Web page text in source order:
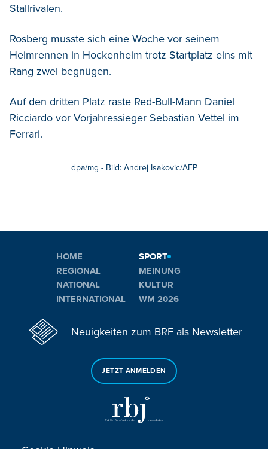
Stallrivalen.
Rosberg musste sich eine Woche vor seinem
Heimrennen in Hockenheim trotz Startplatz eins mit
Rang zwei begnügen.
Auf den dritten Platz raste Red-Bull-Mann Daniel
Ricciardo vor Vorjahressieger Sebastian Vettel im
Ferrari.
dpa/mg - Bild: Andrej Isakovic/AFP
HOME
REGIONAL
NATIONAL
INTERNATIONAL
SPORT
MEINUNG
KULTUR
WM 2026
Neuigkeiten zum BRF als Newsletter
JETZT ANMELDEN